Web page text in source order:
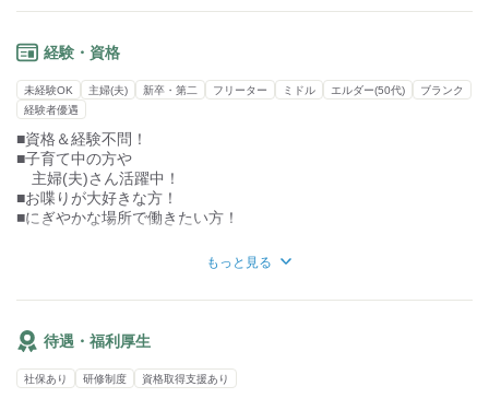
…交通機関利用時のストレスや
■イベントも沢山
イベントも全力で楽しみます！
過去には利用者さんと一緒に
空を飛んだこともあります…♪
（パラグライダー）
利用者様が日常生活を
お願いいたします◎
未経験やブランクのある方が
安心して働けるような、
整えております◎
笑顔いっぱいのあたたかい雰囲気の中で
あなたも一緒に働きませんか？
経験・資格
未経験OK 主婦(夫) 新卒・第二 フリーター ミドル エルダー(50代)
ブランク
経験者優遇
■資格＆経験不問！
■子育て中の方や
主婦(夫)さん活躍中！
■お喋りが大好きな方！
■にぎやかな場所で働きたい方！
■有資格者
■扶養内勤務OK
もっと見る
待遇・福利厚生
社保あり 研修制度 資格取得支援あり